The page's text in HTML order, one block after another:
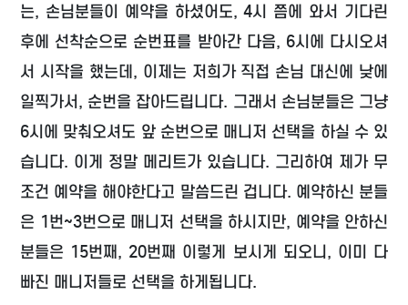
는, 손님분들이 예약을 하셨어도, 4시 쯤에 와서 기다린
후에 선착순으로 순번표를 받아간 다음, 6시에 다시오셔
서 시작을 했는데, 이제는 저희가 직접 손님 대신에 낮에
일찍가서, 순번을 잡아드립니다. 그래서 손님분들은 그냥
6시에 맞춰오셔도 앞 순번으로 매니저 선택을 하실 수 있
습니다. 이게 정말 메리트가 있습니다. 그리하여 제가 무
조건 예약을 해야한다고 말씀드린 겁니다. 예약하신 분들
은 1번~3번으로 매니저 선택을 하시지만, 예약을 안하신
분들은 15번째, 20번째 이렇게 보시게 되오니, 이미 다
빠진 매니저들로 선택을 하게됩니다.